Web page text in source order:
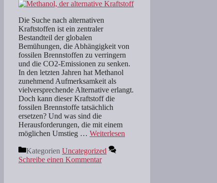
Die Suche nach alternativen
Kraftstoffen ist ein zentraler
Bestandteil der globalen
Bemühungen, die Abhängigkeit von
fossilen Brennstoffen zu verringern
und die CO2-Emissionen zu senken.
In den letzten Jahren hat Methanol
zunehmend Aufmerksamkeit als
vielversprechende Alternative erlangt.
Doch kann dieser Kraftstoff die
fossilen Brennstoffe tatsächlich
ersetzen? Und was sind die
Herausforderungen, die mit einem
möglichen Umstieg … Weiterlesen
Kategorien Uncategorized
Schreibe einen Kommentar